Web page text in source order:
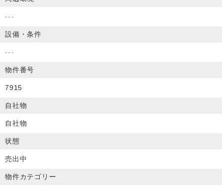
---
設備・条件
---
物件番号
7915
自社物
自社物
状態
売出中
物件カテゴリー